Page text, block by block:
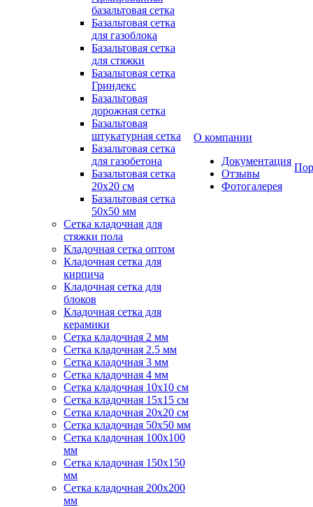
базальтовая сетка
Базальтовая сетка
для газоблока
Базальтовая сетка
для стяжки
Базальтовая сетка
Гриндекс
Базальтовая
дорожная сетка
Базальтовая
штукатурная сетка
Базальтовая сетка
для газобетона
Базальтовая сетка
20x20 см
Базальтовая сетка
50x50 мм
Сетка кладочная для
стяжки пола
Кладочная сетка оптом
Кладочная сетка для
кирпича
Кладочная сетка для
блоков
Кладочная сетка для
керамики
Сетка кладочная 2 мм
Сетка кладочная 2.5 мм
Сетка кладочная 3 мм
Сетка кладочная 4 мм
Сетка кладочная 10x10 см
Сетка кладочная 15x15 см
Сетка кладочная 20x20 см
Сетка кладочная 50x50 мм
Сетка кладочная 100x100
мм
Сетка кладочная 150x150
мм
Сетка кладочная 200x200
мм
О компании
Документация
Отзывы
Фотогалерея